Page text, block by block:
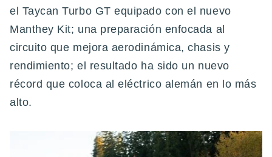
el Taycan Turbo GT equipado con el nuevo
Manthey Kit; una preparación enfocada al
circuito que mejora aerodinámica, chasis y
rendimiento; el resultado ha sido un nuevo
récord que coloca al eléctrico alemán en lo más
alto.